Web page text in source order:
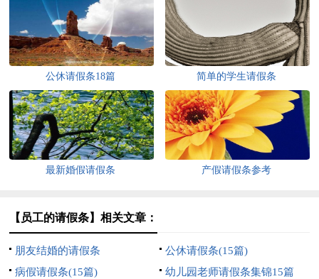
公休请假条18篇 简单的学生请假条
最新婚假请假条 产假请假条参考
【员工的请假条】相关文章：
朋友结婚的请假条
公休请假条(15篇)
病假请假条(15篇)
幼儿园老师请假条集锦15篇